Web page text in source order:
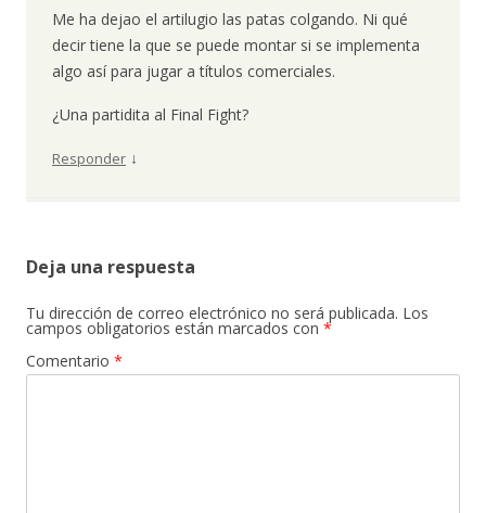
Me ha dejao el artilugio las patas colgando. Ni qué
decir tiene la que se puede montar si se implementa
algo así para jugar a títulos comerciales.
¿Una partidita al Final Fight?
Responder ↓
Deja una respuesta
Tu dirección de correo electrónico no será publicada. Los
campos obligatorios están marcados con *
Comentario *